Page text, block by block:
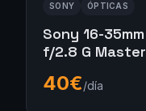
SONY ÓPTICAS
Sony 16-35mm
f/2.8 G Master
40€/día